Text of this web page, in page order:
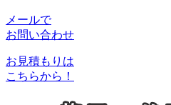
メールで
お問い合わせ
お見積もりは
こちらから！